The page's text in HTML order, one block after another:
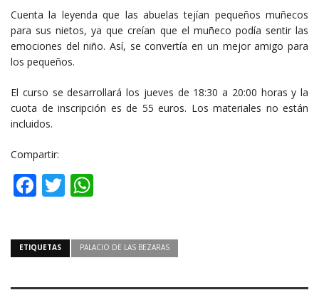
Cuenta la leyenda que las abuelas tejían pequeños muñecos
para sus nietos, ya que creían que el muñeco podía sentir las
emociones del niño. Así, se convertía en un mejor amigo para
los pequeños.
El curso se desarrollará los jueves de 18:30 a 20:00 horas y la
cuota de inscripción es de 55 euros. Los materiales no están
incluidos.
Compartir:
Facebook
Twitter
ETIQUETAS PALACIO DE LAS BEZARAS